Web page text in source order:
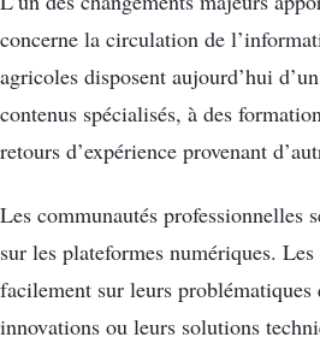
concerne la circulation de
agricoles disposent aujourd’hui
contenus spécialisés, à des
retours d’expérience provenant
Les communautés professionnelles
sur les plateformes numériques.
facilement sur leurs
innovations ou leurs solutions